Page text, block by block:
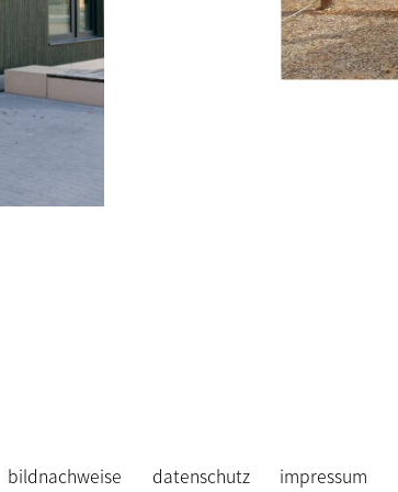
bildnachweise datenschutz impressum